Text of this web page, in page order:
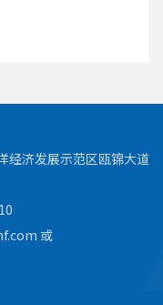
经济发展示范区瓯锦大道
或